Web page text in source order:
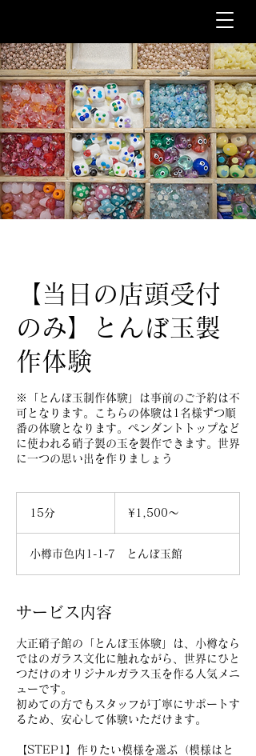
【当日の店頭受付
のみ】とんぼ玉製
作体験
※「とんぼ玉制作体験」は事前のご予約は不
可となります。こちらの体験は1名様ずつ順
番の体験となります。ペンダントトップなど
に使われる硝子製の玉を製作できます。世界
に一つの思い出を作りましょう
15分 ¥1,500〜
小樽市色内1-1-7 とんぼ玉館
サービス内容
大正硝子館の「とんぼ玉体験」は、小樽なら
ではのガラス文化に触れながら、世界にひと
つだけのオリジナルガラス玉を作る人気メニ
ューです。
初めての方でもスタッフが丁寧にサポートす
るため、安心して体験いただけます。
【STEP1】作りたい模様を選ぶ（模様はと